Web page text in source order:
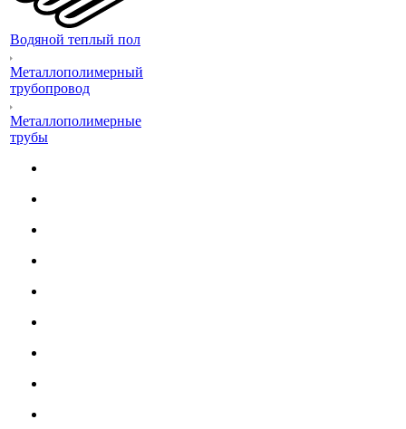
Водяной теплый пол
Металлополимерный
трубопровод
Металлополимерные
трубы